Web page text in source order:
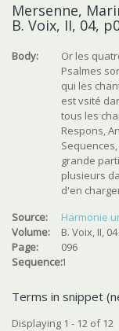
Mersenne,
B. Voix, II, 04,
Body:
Or les
Psalmes
qui les
est vsité
tous les
Respons,
grande
plusieurs
d'en
Source:
Harmonie
Volume:
B. Voix, II, 04
Page:
096
Sequence:
1
Terms in snippet
Displaying 1 - 12 of 12